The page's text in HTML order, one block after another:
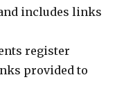
includes links
register
provided to